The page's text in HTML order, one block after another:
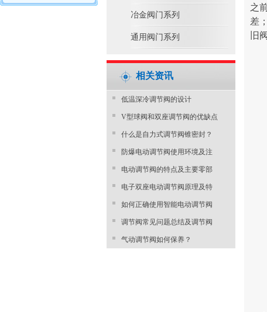
冶金阀门系列
通用阀门系列
相关资讯
​低温深冷调节阀的设计
V型球阀和双座调节阀的优缺点
什么是自力式调节阀锥密封？
防爆电动调节阀使用环境及注
电动调节阀的特点及主要零部
电子双座电动调节阀原理及特
如何正确使用智能电动调节阀
调节阀常见问题总结及调节阀
气动调节阀如何保养？
之
差
旧